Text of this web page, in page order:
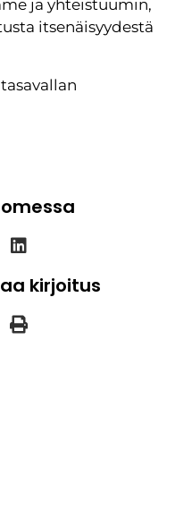
ja yhteistuumin,
itsenäisyydestä
kirjoitus